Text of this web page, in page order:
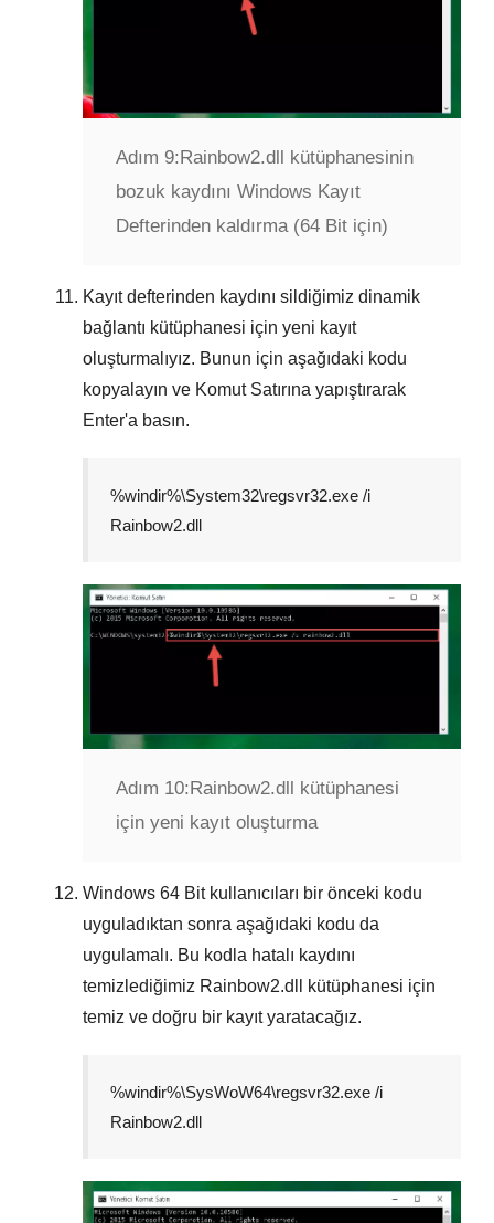
Adım 9:Rainbow2.dll kütüphanesinin
bozuk kaydını Windows Kayıt
Defterinden kaldırma (64 Bit için)
Kayıt defterinden kaydını sildiğimiz dinamik
bağlantı kütüphanesi için yeni kayıt
oluşturmalıyız. Bunun için aşağıdaki kodu
kopyalayın ve Komut Satırına yapıştırarak
Enter'a basın.
%windir%\System32\regsvr32.exe /i
Rainbow2.dll
Adım 10:Rainbow2.dll kütüphanesi
için yeni kayıt oluşturma
Windows 64 Bitkullanıcıları bir önceki kodu
uyguladıktan sonra aşağıdaki kodu da
uygulamalı. Bu kodla hatalı kaydını
temizlediğimiz Rainbow2.dll
kütüphanesi için
temiz ve doğru bir kayıt yaratacağız.
%windir%\SysWoW64\regsvr32.exe /i
Rainbow2.dll